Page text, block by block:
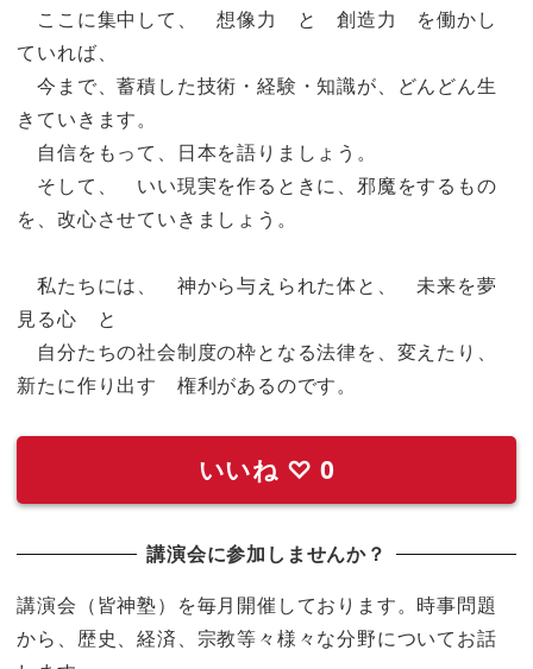
ここに集中して、 想像力 と 創造力 を働かし
ていれば、
今まで、蓄積した技術・経験・知識が、どんどん生
きていきます。
自信をもって、日本を語りましょう。
そして、 いい現実を作るときに、邪魔をするもの
を、改心させていきましょう。
私たちには、 神から与えられた体と、 未来を夢
見る心 と
自分たちの社会制度の枠となる法律を、変えたり、
新たに作り出す 権利があるのです。
いいね ♡ 0
講演会に参加しませんか？
講演会（皆神塾）を毎月開催しております。時事問題
から、歴史、経済、宗教等々様々な分野についてお話